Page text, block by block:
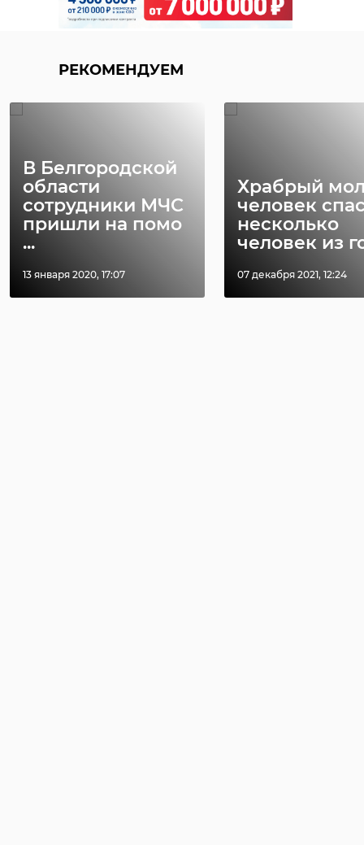
РЕКОМЕНДУЕМ
В Белгородской
области
сотрудники МЧС
пришли на помо
...
13 января 2020, 17:07
Храбрый
человек
несколько
человек из
07 декабря 2021, 12:24